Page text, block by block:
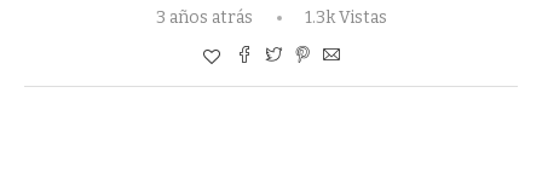
3 años atrás 1.3k Vistas